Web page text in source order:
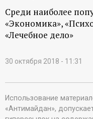
Среди наиболее
«Экономика»,
«Лечебное дело»
30 октября 2018 - 11:31
Использование
«Антимайдан»,